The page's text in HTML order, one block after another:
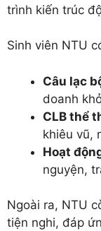
trình kiến trúc
Sinh viên NTU
Câu lạc
doanh
CLB thể
khiêu vũ,
Hoạt
nguyện,
Ngoài ra, NTU
tiện nghi, đáp